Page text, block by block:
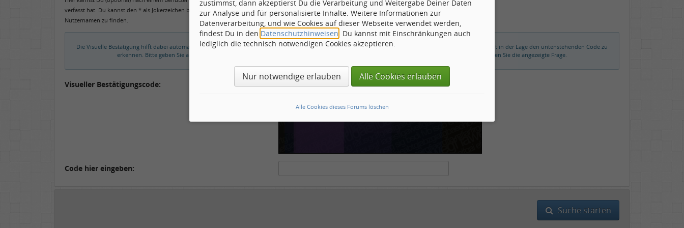
verfasst hat. Du kannst den * als Jokerzeichen benutzen, um ähnliche
Nutzernamen zu finden.
Die Visuelle Bestätigung hilft dabei automatische Spambots und Scripte von den Diensten dieses Forums abzuhalten. Derartige Scripte sind normalerweise nicht in der Lage den untenstehenden Code zu
erkennen. Bitte geben Sie also in das untenstehende Feld die Buchstaben und Zahlen ein, die Sie in dem Bild erkennen können oder beantworten Sie die angezeigte Frage.
Visueller Bestätigungscode:
Code hier eingeben:
Suche starten
zustimmst, dann akzeptierst Du die Verarbeitung und Weitergabe Deiner Daten
zur Analyse und für personalisierte Inhalte. Weitere Informationen zur
Datenverarbeitung, und wie Cookies auf dieser Webseite verwendet werden,
findest Du in den Datenschutzhinweisen . Du kannst mit Einschränkungen auch
lediglich die technisch notwendigen Cookies akzeptieren.
Nur notwendige erlauben Alle Cookies erlauben
Alle Cookies dieses Forums löschen